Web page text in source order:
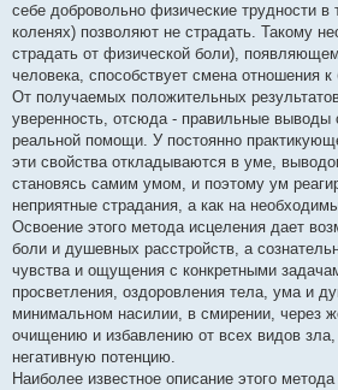
себе добровольно физические трудности в
коленях) позволяют не страдать. Такому
страдать от физической боли),
человека, способствует смена отношения к
От получаемых положительных
уверенность, отсюда - правильные выводы
реальной помощи. У постоянно
эти свойства откладываются в уме,
становясь самим умом, и поэтому ум
неприятные страдания, а как на
Освоение этого метода исцеления дает
боли и душевных расстройств, а
чувства и ощущения с конкретными
просветления, оздоровления тела, ума и
минимальном насилии, в смирении, через
очищению и избавлению от всех видов зла,
негативную потенцию.
Наиболее известное описание этого